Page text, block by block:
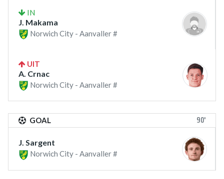
IN
J. Makama
Norwich City - Aanvaller #
UIT
A. Crnac
Norwich City - Aanvaller #
GOAL 90'
J. Sargent
Norwich City - Aanvaller #